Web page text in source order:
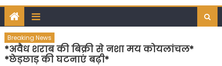
Breaking News
*अवैध शराब की बिक्री से नशा मय कोयलांचल*
*छेड़छाड़ की घटनाएं बढ़ी*